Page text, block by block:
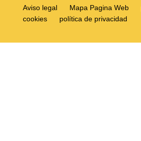
Aviso legal Mapa Pagina Web
cookies
política de privacidad